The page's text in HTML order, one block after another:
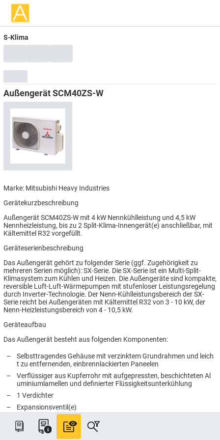
S-Klima
Außengerät SCM40ZS-W
Marke: Mitsubishi Heavy Industries
Gerätekurzbeschreibung
Außengerät SCM40ZS-W mit 4 kW Nennkühlleistung und 4,5 kW
Nennheizleistung, bis zu 2 Split-Klima-Innengerät(e) anschließbar, mit
Kältemittel R32 vorgefüllt.
Geräteserienbeschreibung
Das Außengerät gehört zu folgender Serie (ggf. Zugehörigkeit zu
mehreren Serien möglich): SX-Serie. Die SX-Serie ist ein Multi-Split-
Klimasystem zum Kühlen und Heizen. Die Außengeräte sind kompakte,
reversible Luft-Luft-Wärmepumpen mit stufenloser Leistungsregelung
durch Inverter-Technologie. Der Nenn-Kühlleistungsbereich der SX-
Serie reicht bei Außengeräten mit Kältemittel R32 von 3 - 10 kW, der
Nenn-Heizleistungsbereich von 4 - 10,5 kW.
Geräteaufbau
Das Außengerät besteht aus folgenden Komponenten:
–
Selbsttragendes Gehäuse mit verzinktem Grundrahmen und leich
t zu entfernenden, einbrennlackierten Paneelen
–
Verflüssiger aus Kupferrohr mit aufgepressten, beschichteten Al
uminiumlamellen und definierter Flüssigkeitsunterkühlung
–
1 Verdichter
–
Expansionsventil(e)
Kapillarrohre
4-Wege-Umschaltventil